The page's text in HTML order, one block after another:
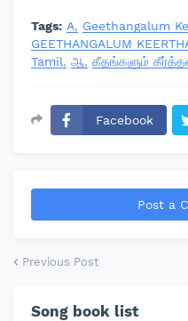
Tags: A
Geethangalum
GEETHANGALUM
Tamil
ஆ கீதங்களும்
Facebook
Post a
Previous Post
Song book list